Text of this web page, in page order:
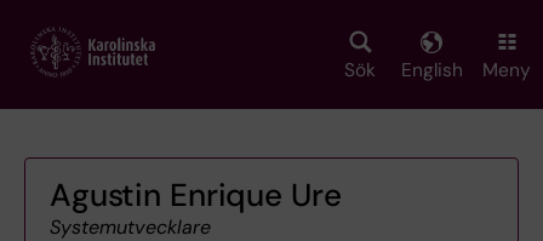
main
Sök English Meny
Agustin Enrique Ure
Systemutvecklare